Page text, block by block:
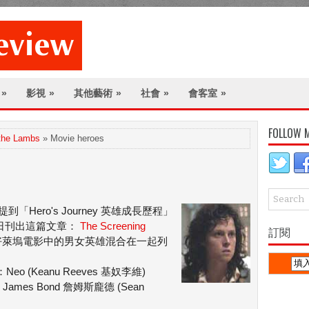
» 影視 » 其他藝術 » 社會 » 會客室 »
Lambs » Movie heroes
到「Hero's Journey 英雄成長歷程」
出這篇文章： The Screening
塢電影中的男女英雄混合在一起列
(Keanu Reeves 基奴李維)
Bond 詹姆斯龐德 (Sean
FOLLOW
訂閱